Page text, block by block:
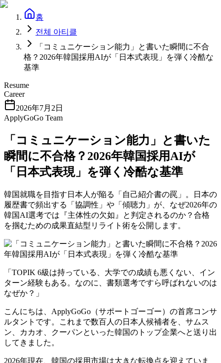
홈
전체 아티클
「コミュニケーション能力」と書いた瞬間に不合
格？2026年韓国採用AIが「日本式表現」を弾く冷酷な
基準
Resume
Career
2026年7月2日
ApplyGoGo Team
「コミュニケーション能力」と書いた
瞬間に不合格？2026年韓国採用AIが
「日本式表現」を弾く冷酷な基準
韓国就職を目指す日本人が陥る「自己紹介書の罠」。日本の
履歴書で頻出する「協調性」や「傾聴力」が、なぜ2026年の
韓国AI選考では『主体性の欠如』と判定されるのか？合格
を掴むための成果直結型リライト術を公開します。
「TOPIK 6級は持っている、大学での成績も悪くない、イン
ターン経験もある。なのに、書類選考ですら呼ばれないのは
なぜか？」
こんにちは、ApplyGoGo（サポートゴーゴー）の首席コンサ
ルタントです。これまで数百人の日本人候補者を、サムス
ン、カカオ、クーパンといった韓国のトップ企業へと送り出
してきました。
2026年現在、韓国の採用市場は大きな転換点を迎えていま